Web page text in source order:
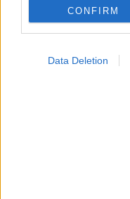
CONFIRM
Data Deletion